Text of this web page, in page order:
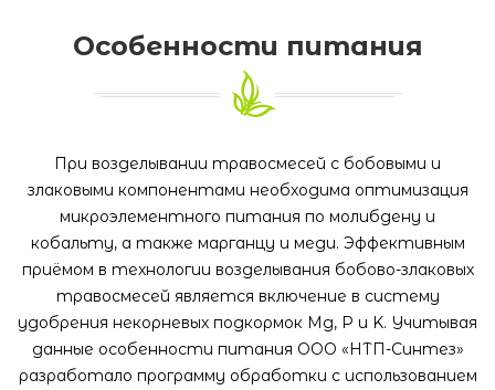
Особенности питания
При возделывании травосмесей с бобовыми и
злаковыми компонентами необходима оптимизация
микроэлементного питания по молибдену и
кобальту, а также марганцу и меди. Эффективным
приёмом в технологии возделывания бобово-злаковых
травосмесей является включение в систему
удобрения некорневых подкормок Мg, P и K. Учитывая
данные особенности питания ООО «НТП-Синтез»
разработало программу обработки с использованием